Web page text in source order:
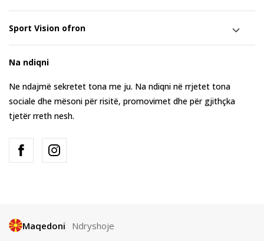
Sport Vision ofron
Na ndiqni
Ne ndajmë sekretet tona me ju. Na ndiqni në rrjetet tona
sociale dhe mësoni për risitë, promovimet dhe për gjithçka
tjetër rreth nesh.
Maqedoni Ndryshoje